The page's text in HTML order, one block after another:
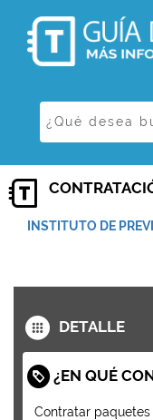
INSTITUTO DE
DETALLE
¿EN QUÉ
Contratar